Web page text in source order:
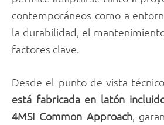
contemporáneos como a
la durabilidad, el
factores clave.
Desde el punto de vista técnico
está fabricada en latón
4MSI Common Approach,